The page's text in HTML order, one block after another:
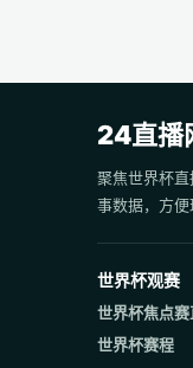
24直播
聚焦世界杯
事数据，方便
世界杯观赛
世界杯焦点赛
世界杯赛程